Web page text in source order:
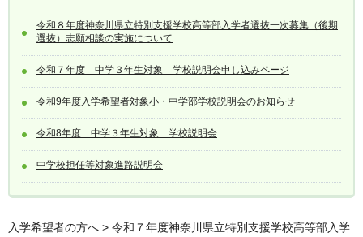
令和８年度神奈川県立特別支援学校高等部入学者選抜一次募集（後期
選抜）志願相談の実施について
令和７年度 中学３年生対象 学校説明会申し込みページ
令和9年度入学希望者対象小・中学部学校説明会のお知らせ
令和8年度 中学３年生対象 学校説明会
中学校担任等対象進路説明会
入学希望者の方へ > 令和７年度神奈川県立特別支援学校高等部入学